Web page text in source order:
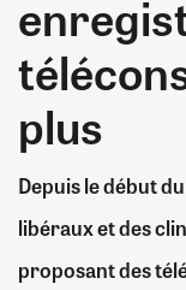
plus
Depuis le début
libéraux et des
proposant des